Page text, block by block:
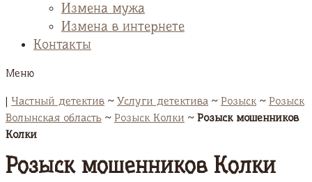
Измена мужа
Измена в интернете
Контакты
Меню
| Частный детектив ~ Услуги детектива ~ Розыск~ Розыск
Волынская область ~ Розыск Колки ~ Розыск мошенников
Колки
Розыск мошенников Колки